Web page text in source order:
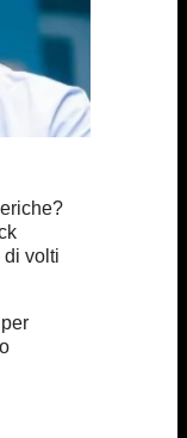
di volti